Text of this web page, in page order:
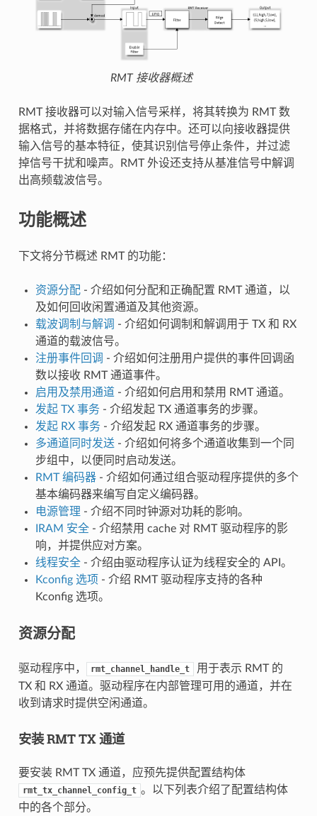
RMT 接收器概述
RMT 接收器可以对输入信号采样，将其转换为 RMT 数
据格式，并将数据存储在内存中。还可以向接收器提供
输入信号的基本特征，使其识别信号停止条件，并过滤
掉信号干扰和噪声。RMT 外设还支持从基准信号中解调
出高频载波信号。
功能概述
下文将分节概述 RMT 的功能：
资源分配- 介绍如何分配和正确配置 RMT 通道，以
及如何回收闲置通道及其他资源。
载波调制与解调 - 介绍如何调制和解调用于 TX 和 RX
通道的载波信号。
注册事件回调 - 介绍如何注册用户提供的事件回调函
数以接收 RMT 通道事件。
启用及禁用通道 - 介绍如何启用和禁用 RMT 通道。
发起 TX 事务- 介绍发起 TX 通道事务的步骤。
发起 RX 事务- 介绍发起 RX 通道事务的步骤。
多通道同时发送- 介绍如何将多个通道收集到一个同
步组中，以便同时启动发送。
RMT 编码器- 介绍如何通过组合驱动程序提供的多个
基本编码器来编写自定义编码器。
电源管理 - 介绍不同时钟源对功耗的影响。
IRAM 安全- 介绍禁用 cache 对 RMT 驱动程序的影
响，并提供应对方案。
线程安全- 介绍由驱动程序认证为线程安全的 API。
Kconfig 选项 - 介绍 RMT 驱动程序支持的各种
Kconfig 选项。
资源分配
驱动程序中， rmt_channel_handle_t
用于表示 RMT 的
TX 和 RX 通道。驱动程序在内部管理可用的通道，并在
收到请求时提供空闲通道。
安装 RMT TX 通道
要安装 RMT TX 通道，应预先提供配置结构体
rmt_tx_channel_config_t 。以下列表介绍了配置结构体
中的各个部分。